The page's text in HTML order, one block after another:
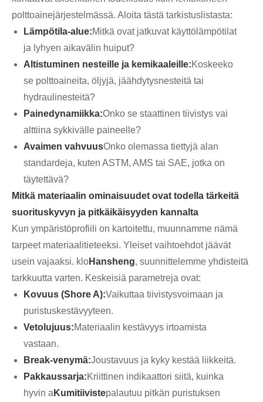
polttoainejärjestelmässä. Aloita tästä tarkistuslistasta:
Lämpötila-alue:Mitkä ovat jatkuvat käyttölämpötilat
ja lyhyen aikavälin huiput?
Altistuminen nesteille ja kemikaaleille:Koskeeko
se polttoaineita, öljyjä, jäähdytysnesteitä tai
hydraulinesteitä?
Painedynamiikka:Onko se staattinen tiivistys vai
alttiina sykkivälle paineelle?
Avaimen vahvuusOnko olemassa tiettyjä alan
standardeja, kuten ASTM, AMS tai SAE, jotka on
täytettävä?
Mitkä materiaalin ominaisuudet ovat todella tärkeitä
suorituskyvyn ja pitkäikäisyyden kannalta
Kun ympäristöprofiili on kartoitettu, muunnamme nämä
tarpeet materiaalitieteeksi. Yleiset vaihtoehdot jäävät
usein vajaaksi. kloHansheng, suunnittelemme yhdisteitä
tarkkuutta varten. Keskeisiä parametreja ovat:
Kovuus (Shore A):Vaikuttaa tiivistysvoimaan ja
puristuskestävyyteen.
Vetolujuus:Materiaalin kestävyys irtoamista
vastaan.
Break-venymä:Joustavuus ja kyky kestää liikkeitä.
Pakkaussarja:Kriittinen indikaattori siitä, kuinka
hyvin a Kumitiivistepalautuu pitkän puristuksen